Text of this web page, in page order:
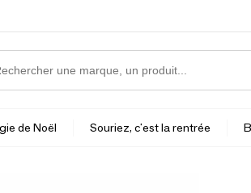
de Noël Souriez, c'est la rentrée